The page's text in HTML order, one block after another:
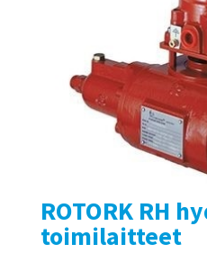
ROTORK RH
toimilaitteet